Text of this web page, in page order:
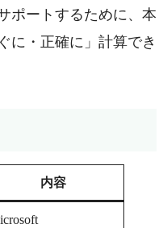
ポートするために、本
に・正確に」計算でき
内容